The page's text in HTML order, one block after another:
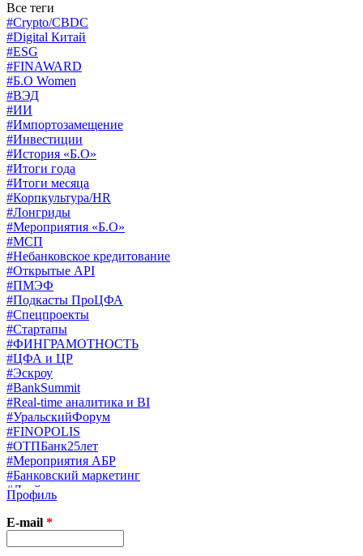
Все теги
#Crypto/CBDC
#Digital Китай
#ESG
#FINAWARD
#Б.О Women
#ВЭД
#ИИ
#Импортозамещение
#Инвестиции
#История «Б.О»
#Итоги года
#Итоги месяца
#Корпкультура/HR
#Лонгриды
#Мероприятия «Б.О»
#МСП
#Небанковское кредитование
#Открытые API
#ПМЭФ
#Подкасты ПроЦФА
#Спецпроекты
#Стартапы
#ФИНГРАМОТНОСТЬ
#ЦФА и ЦР
#Эскроу
#BankSummit
#Real-time аналитика и BI
#УральскийФорум
#FINOPOLIS
#ОТПБанк25лет
#Мероприятия АБР
#Банковский маркетинг
#Драйверы страхования
#Финконгресс ЦБ
#PB&WM
#UX/CX
#Экосистемы
Профиль
E-mail *